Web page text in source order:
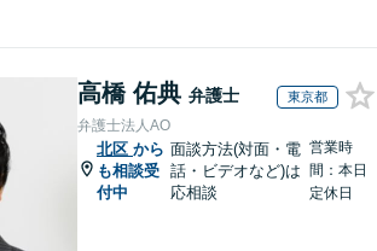
高橋 佑典 弁護士 東京都
弁護士法人AO
北区 から
も相談受
付中
面談方法(対面・電
話・ビデオなど)は
応相談
営業時
間：本日
定休日